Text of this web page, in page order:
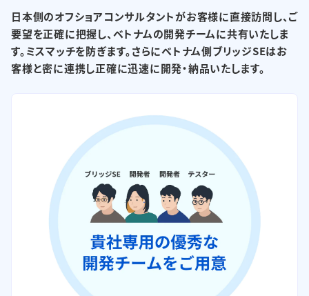
日本側のオフショアコンサルタントがお客様に直接訪問し、ご
要望を正確に把握し、 ベトナムの開発チームに共有いたしま
す。ミスマッチを防ぎます。 さらにベトナム側ブリッジSEはお
客様と密に連携し正確に迅速に開発・納品いたします。